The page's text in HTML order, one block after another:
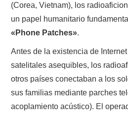
(Corea, Vietnam), los
un papel humanitario
«Phone Patches».
Antes de la existencia de
satelitales asequibles, los
otros países conectaban a los
sus familias mediante parches
acoplamiento acústico). El